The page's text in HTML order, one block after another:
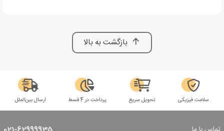
بازگشت به بالا
سلامت فیزیکی تحویل سریع پرداخت در 4 قسط ارسال بین‌الملل